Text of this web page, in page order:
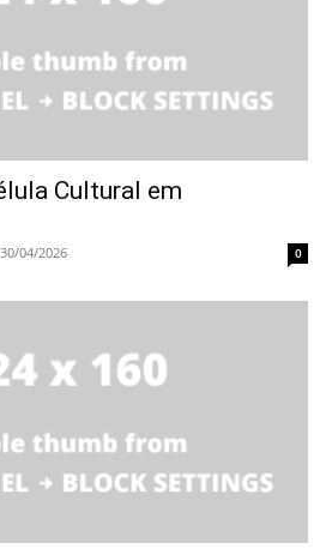
Cultural em
30/04/2026 0